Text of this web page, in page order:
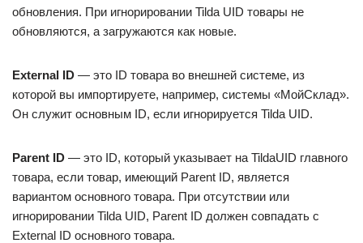
обновления. При игнорировании Tilda UID товары не
обновляются, а загружаются как новые.
External ID — это ID товара во внешней системе, из
которой вы импортируете, например, системы «МойСклад».
Он служит основным ID, если игнорируется Tilda UID.
Parent ID — это ID, который указывает на TildaUID главного
товара, если товар, имеющий Parent ID, является
вариантом основного товара. При отсутствии или
игнорировании Tilda UID, Parent ID должен совпадать с
External ID основного товара.